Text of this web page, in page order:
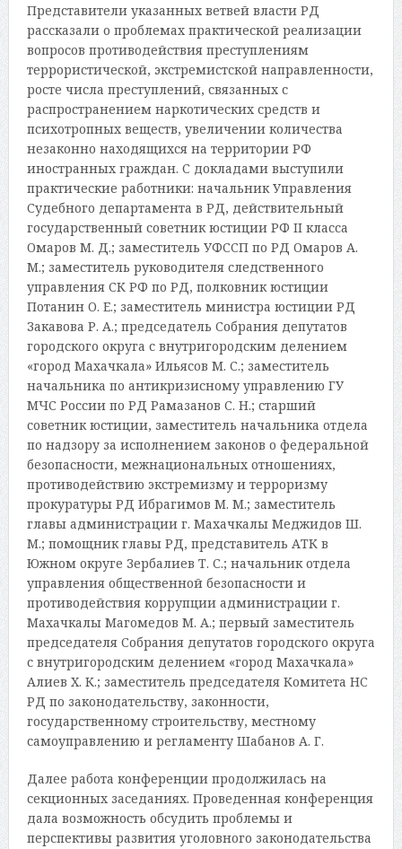
Представители указанных ветвей власти РД
рассказали о проблемах практической реализации
вопросов противодействия преступлениям
террористической, экстремистской направленности,
росте числа преступлений, связанных с
распространением наркотических средств и
психотропных веществ, увеличении количества
незаконно находящихся на территории РФ
иностранных граждан. С докладами выступили
практические работники: начальник Управления
Судебного департамента в РД, действительный
государственный советник юстиции РФ II класса
Омаров М. Д.; заместитель УФССП по РД Омаров А.
М.; заместитель руководителя следственного
управления СК РФ по РД, полковник юстиции
Потанин О. Е.; заместитель министра юстиции РД
Закавова Р. А.; председатель Собрания депутатов
городского округа с внутригородским делением
«город Махачкала» Ильясов М. С.; заместитель
начальника по антикризисному управлению ГУ
МЧС России по РД Рамазанов С. Н.; старший
советник юстиции, заместитель начальника отдела
по надзору за исполнением законов о федеральной
безопасности, межнациональных отношениях,
противодействию экстремизму и терроризму
прокуратуры РД Ибрагимов М. М.; заместитель
главы администрации г. Махачкалы Меджидов Ш.
М.; помощник главы РД, представитель АТК в
Южном округе Зербалиев Т. С.; начальник отдела
управления общественной безопасности и
противодействия коррупции администрации г.
Махачкалы Магомедов М. А.; первый заместитель
председателя Собрания депутатов городского округа
с внутригородским делением «город Махачкала»
Алиев Х. К.; заместитель председателя Комитета НС
РД по законодательству, законности,
государственному строительству, местному
самоуправлению и регламенту Шабанов А. Г.
Далее работа конференции продолжилась на
секционных заседаниях. Проведенная конференция
дала возможность обсудить проблемы и
перспективы развития уголовного законодательства